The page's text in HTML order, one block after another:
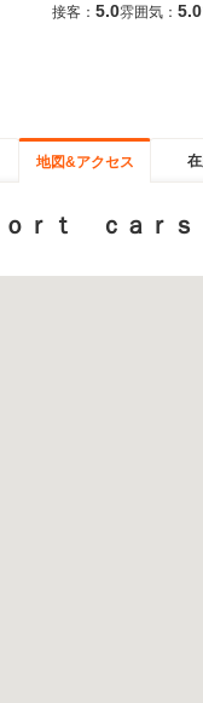
接客： 5.0雰囲気： 5.0
地図&アクセス
ｏｒｔ ｃａｒ